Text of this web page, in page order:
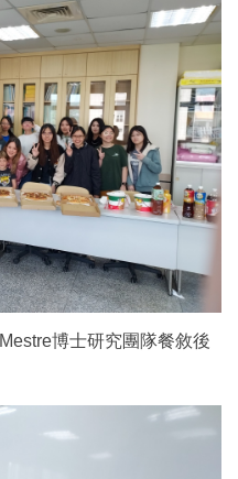
Mestre博士研究團隊餐敘後